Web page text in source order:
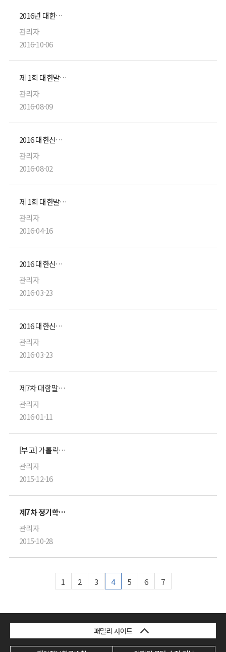
2016년 대한신경외과초음파학회 제5차 학술대회 및 총회
관리자
2016-10-06
제 1회 대한말초신경학회 주최 Cadavar Workshop : 상지 및 상완 신경총
관리자
2016-08-09
2016 대한신경외과학회 제56차 추계학술대회 Luncheon seminar
관리자
2016-08-02
제 1회 대한말초신경학회 주최 Cadavar Workshop : 상지 및 상완 신경총
관리자
2016-04-16
2016 대한신경외과학회 제34차 춘계학술대회 practical workshop 및 breakfast seminar
관리자
2016-03-23
2016 대한신경외과학회 34차 춘계학술대회 practical workshop 및 breakfast seminar
관리자
2016-03-23
제7차 대함말초신경학회 정기학술대회 및 총회
관리자
2016-01-11
[부고] 가톨릭대학교 부천성모병원 김상돈 선생님 모친상
관리자
2015-12-16
제7차 정기학술대회 및 총회
관리자
2015-10-28
1 2 3 4 5 6 7
패밀리 사이트